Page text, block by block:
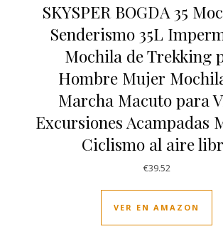
SKYSPER BOGDA 35
Senderismo 35L
Mochila de Trekking
Hombre Mujer
Marcha Macuto para
Excursiones Acampadas
Ciclismo al aire
€39.52
VER EN AMAZON